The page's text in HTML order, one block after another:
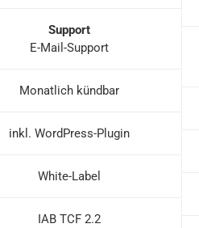
Support
E-Mail-Support
Monatlich kündbar
inkl. WordPress-Plugin
White-Label
IAB TCF 2.2